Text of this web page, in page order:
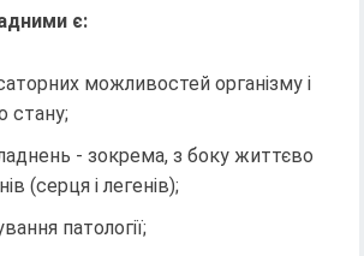
є:
можливостей організму і
стану;
- зокрема, з боку життєво
(серця і легенів);
патології;